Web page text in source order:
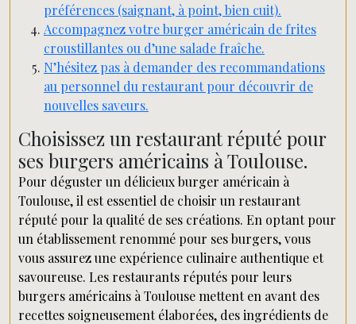
préférences (saignant, à point, bien cuit).
Accompagnez votre burger américain de frites
croustillantes ou d’une salade fraîche.
N’hésitez pas à demander des recommandations
au personnel du restaurant pour découvrir de
nouvelles saveurs.
Choisissez un restaurant réputé pour
ses burgers américains à Toulouse.
Pour déguster un délicieux burger américain à
Toulouse, il est essentiel de choisir un restaurant
réputé pour la qualité de ses créations. En optant pour
un établissement renommé pour ses burgers, vous
vous assurez une expérience culinaire authentique et
savoureuse. Les restaurants réputés pour leurs
burgers américains à Toulouse mettent en avant des
recettes soigneusement élaborées, des ingrédients de